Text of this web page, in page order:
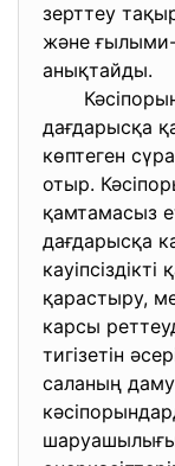
зерттеу
және
анықтайды.
дағдарысқа
көптеген
отыр.
қамтамасыз
дағдарысқа
қарастыру,
карсы
тигізетін
саланың